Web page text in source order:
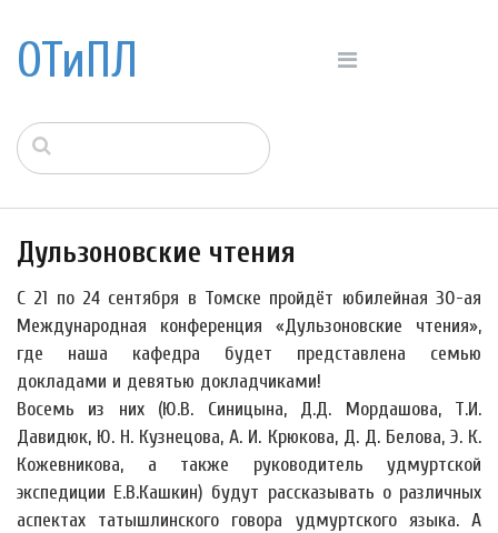
ОТиПЛ
Дульзоновские чтения
С 21 по 24 сентября в Томске пройдёт юбилейная 30-ая
Международная конференция «Дульзоновские чтения»,
где наша кафедра будет представлена семью
докладами и девятью докладчиками!
Восемь из них (Ю.В. Синицына, Д.Д. Мордашова, Т.И.
Давидюк, Ю. Н. Кузнецова, А. И. Крюкова, Д. Д. Белова, Э. К.
Кожевникова, а также руководитель удмуртской
экспедиции Е.В.Кашкин) будут рассказывать о различных
аспектах татышлинского говора удмуртского языка. А